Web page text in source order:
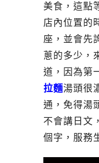
美食，這點
店內位置的
座，並會先
蔥的多少，
道，因為第
拉麵湯頭很
通，免得湯
不會講日文
個字，服務